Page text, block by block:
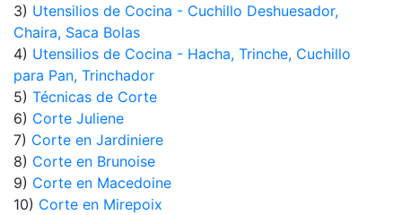
3) Utensilios de Cocina - Cuchillo Deshuesador,
Chaira, Saca Bolas
4) Utensilios de Cocina - Hacha, Trinche, Cuchillo
para Pan, Trinchador
5) Técnicas de Corte
6) Corte Juliene
7) Corte en Jardiniere
8) Corte en Brunoise
9) Corte en Macedoine
10) Corte en Mirepoix